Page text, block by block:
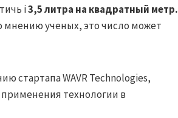
i3,5 литра на квадратный метр.
мнению ученых, это число может
стартапа WAVR Technologies,
технологии в